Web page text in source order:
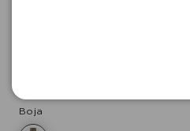
Boja